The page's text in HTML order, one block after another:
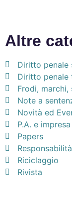
Altre
Diritto penale
Diritto penale
Frodi,
Note a
Novità ed
P.A. e impresa
Papers
Riciclaggio
Rivista